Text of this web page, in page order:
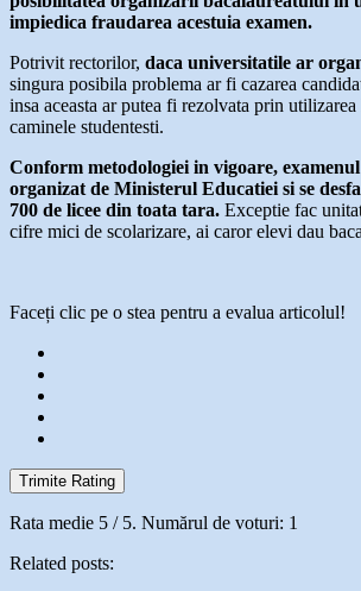
impiedica fraudarea acestuia examen.
Potrivit rectorilor, daca universitatile ar
singura posibila problema ar fi cazarea
insa aceasta ar putea fi rezolvata prin
caminele studentesti.
Conform metodologiei in vigoare,
organizat de Ministerul Educatiei si se
700 de licee din toata tara. Exceptie fac
cifre mici de scolarizare, ai caror elevi dau
Faceți clic pe o stea pentru a evalua articolul!
Trimite Rating
Rata medie 5 / 5. Numărul de voturi: 1
Related posts: